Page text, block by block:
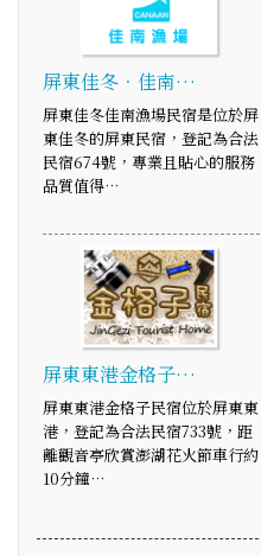
屏東佳冬．佳南…
屏東佳冬佳南漁場民宿是位於屏
東佳冬的屏東民宿，登記為合法
民宿674號，專業且貼心的服務
品質值得…
屏東東港金格子…
屏東東港金格子民宿位於屏東東
港，登記為合法民宿733號，距
離觀音亭欣賞澎湖花火節車行約
10分鐘…